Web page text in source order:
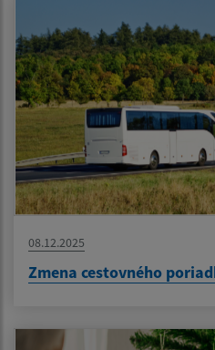
08.12.2025
Zmena cestovného